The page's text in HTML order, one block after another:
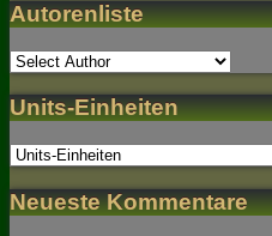
Autorenliste
Units-Einheiten
Neueste Kommentare